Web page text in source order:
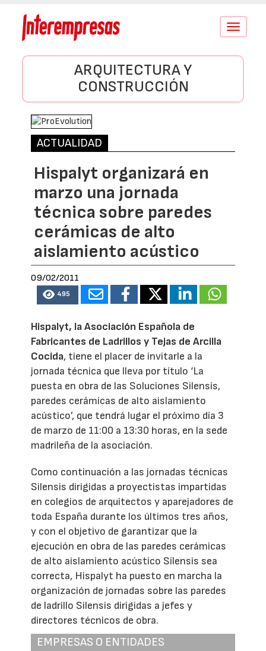
Conmutar
ARQUITECTURA Y
CONSTRUCCIÓN
ACTUALIDAD
Hispalyt organizará en
marzo una jornada
técnica sobre paredes
cerámicas de alto
aislamiento acústico
09/02/2011
495
Hispalyt, la Asociación Española de
Fabricantes de Ladrillos y Tejas de Arcilla
Cocida, tiene el placer de invitarle a la
jornada técnica que lleva por título ‘La
puesta en obra de las Soluciones Silensis,
paredes cerámicas de alto aislamiento
acústico’, que tendrá lugar el próximo día 3
de marzo de 11:00 a 13:30 horas, en la sede
madrileña de la asociación.
Como continuación a las jornadas técnicas
Silensis dirigidas a proyectistas impartidas
en colegios de arquitectos y aparejadores de
toda España durante los últimos tres años,
y con el objetivo de garantizar que la
ejecución en obra de las paredes cerámicas
de alto aislamiento acústico Silensis sea
correcta, Hispalyt ha puesto en marcha la
organización de jornadas sobre las paredes
de ladrillo Silensis dirigidas a jefes y
directores técnicos de obra.
EMPRESAS O ENTIDADES